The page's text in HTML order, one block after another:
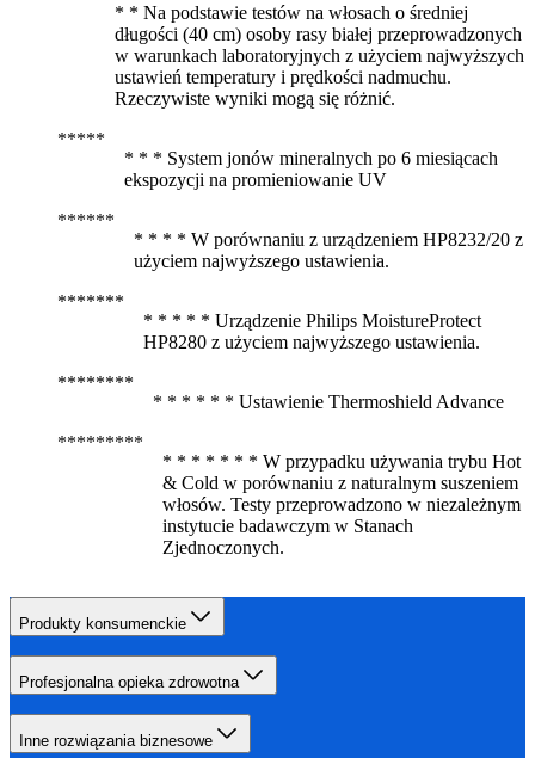
* * Na podstawie testów na włosach o średniej
długości (40 cm) osoby rasy białej przeprowadzonych
w warunkach laboratoryjnych z użyciem najwyższych
ustawień temperatury i prędkości nadmuchu.
Rzeczywiste wyniki mogą się różnić.
* * * System jonów mineralnych po 6 miesiącach
ekspozycji na promieniowanie UV
* * * * W porównaniu z urządzeniem HP8232/20 z
użyciem najwyższego ustawienia.
* * * * * Urządzenie Philips MoistureProtect
HP8280 z użyciem najwyższego ustawienia.
* * * * * * Ustawienie Thermoshield Advance
* * * * * * * W przypadku używania trybu Hot
& Cold w porównaniu z naturalnym suszeniem
włosów. Testy przeprowadzono w niezależnym
instytucie badawczym w Stanach
Zjednoczonych.
Produkty konsumenckie
Profesjonalna opieka zdrowotna
Inne rozwiązania biznesowe